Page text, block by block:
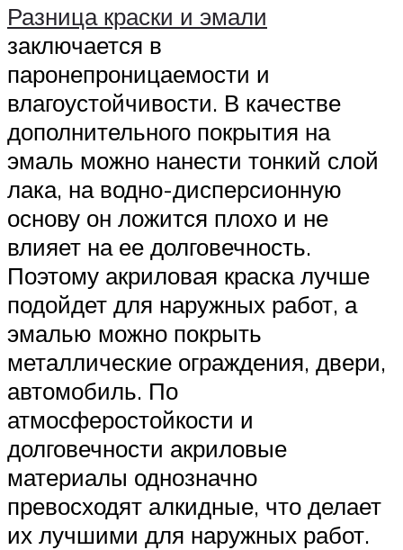
Разница краски и эмали
заключается в
паронепроницаемости и
влагоустойчивости. В качестве
дополнительного покрытия на
эмаль можно нанести тонкий слой
лака, на водно-дисперсионную
основу он ложится плохо и не
влияет на ее долговечность.
Поэтому акриловая краска лучше
подойдет для наружных работ, а
эмалью можно покрыть
металлические ограждения, двери,
автомобиль. По
атмосферостойкости и
долговечности акриловые
материалы однозначно
превосходят алкидные, что делает
их лучшими для наружных работ.